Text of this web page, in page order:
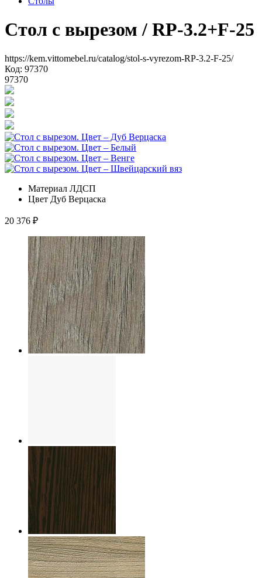
Стол с вырезом / RP-3.2+F-25
https://kem.vittomebel.ru/catalog/stol-s-vyrezom-RP-3.2-F-25/
Код: 97370
97370
Материал ЛДСП
Цвет Дуб Верцаска
20 376 ₽